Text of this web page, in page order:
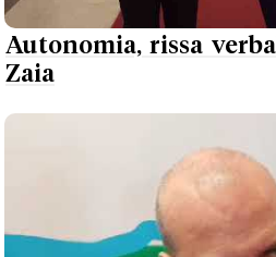
Autonomia, rissa
Zaia